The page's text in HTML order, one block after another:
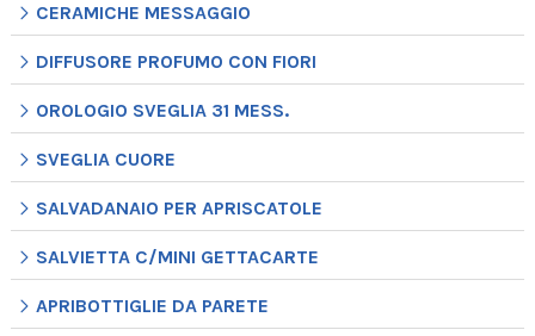
CERAMICHE MESSAGGIO
DIFFUSORE PROFUMO CON FIORI
OROLOGIO SVEGLIA 31 MESS.
SVEGLIA CUORE
SALVADANAIO PER APRISCATOLE
SALVIETTA C/MINI GETTACARTE
APRIBOTTIGLIE DA PARETE